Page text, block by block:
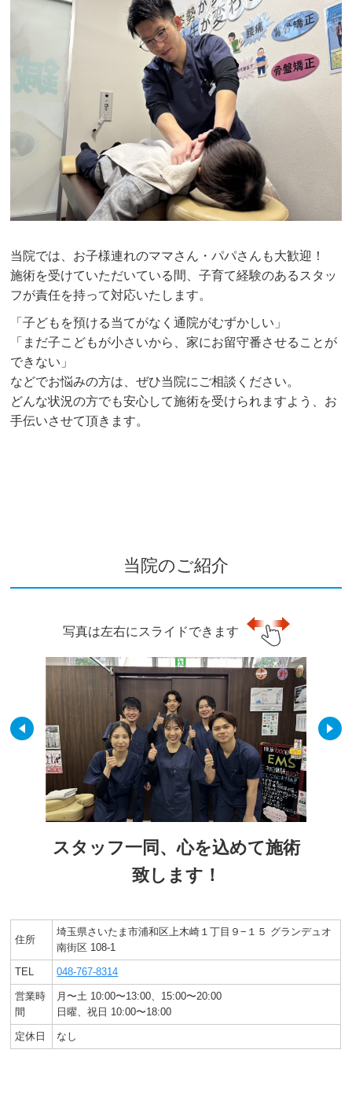
当院では、お子様連れのママさん・パパさんも大歓迎！
施術を受けていただいている間、子育て経験のあるスタッ
フが責任を持って対応いたします。
「子どもを預ける当てがなく通院がむずかしい」
「まだ子こどもが小さいから、家にお留守番させることが
できない」
などでお悩みの方は、ぜひ当院にご相談ください。
どんな状況の方でも安心して施術を受けられますよう、お
手伝いさせて頂きます。
当院のご紹介
写真は左右にスライドできます
スタッフ一同、心を込めて施術
致します！
住所
埼玉県さいたま市浦和区上木崎１丁目９−１５ グランデュオ
南街区 108-1
TEL 048-767-8314
営業時
間
月〜土 10:00〜13:00、15:00〜20:00
日曜、祝日 10:00〜18:00
定休日 なし